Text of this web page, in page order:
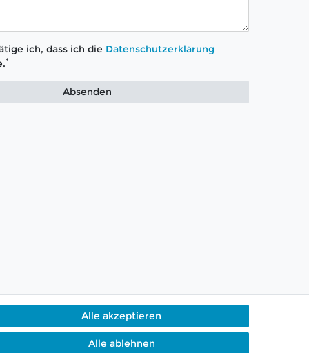
ich, dass ich die Daten­schutz­erklärung
*
Absenden
Alle akzeptieren
Alle ablehnen